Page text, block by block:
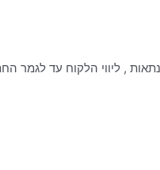
, ליווי הלקוח עד לגמר